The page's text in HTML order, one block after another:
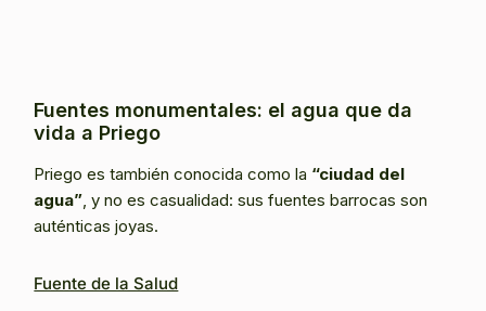
Fuentes monumentales: el agua que da
vida a Priego
Priego es también conocida como la “ciudad del
agua”, y no es casualidad: sus fuentes barrocas son
auténticas joyas.
Fuente de la Salud